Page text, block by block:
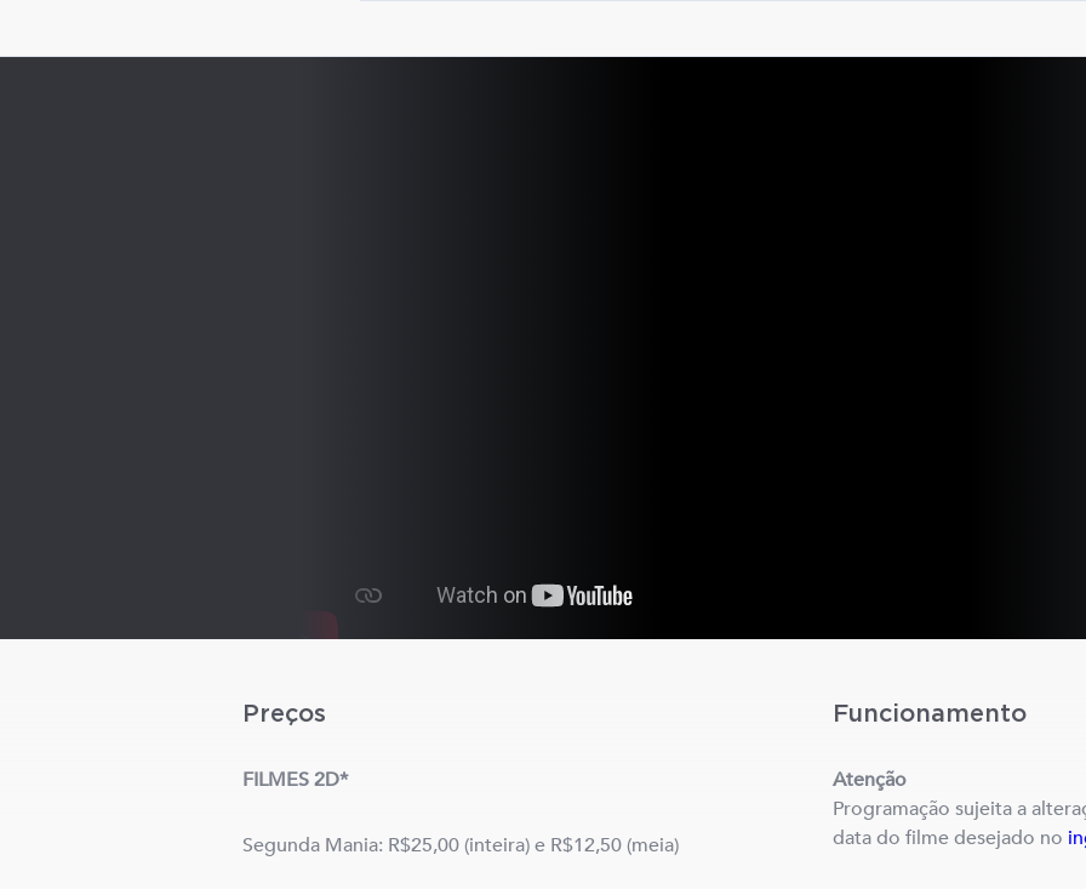
Preços
FILMES 2D*
Segunda Mania: R$25,00 (inteira) e R$12,50 (meia)
Funcionamento
Atenção
Programação sujeita a
data do filme desejado no